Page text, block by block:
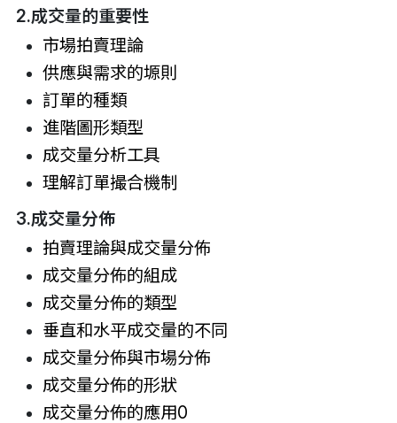
2.成交量的重要性
市場拍賣理論
供應與需求的塬則
訂單的種類
進階圖形類型
成交量分析工具
理解訂單撮合機制
3.成交量分佈
拍賣理論與成交量分佈
成交量分佈的組成
成交量分佈的類型
垂直和水平成交量的不同
成交量分佈與市場分佈
成交量分佈的形狀
成交量分佈的應用0